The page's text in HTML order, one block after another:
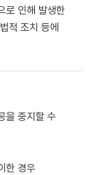
로 인해 발생한
적 조치 등에
을 중지할 수
한 경우